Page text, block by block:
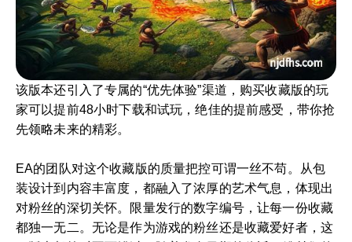
该版本还引入了专属的“优先体验”渠道，购买收藏版的玩
家可以提前48小时下载和试玩，绝佳的提前感受，带你抢
先领略未来的精彩。
EA的团队对这个收藏版的质量把控可谓一丝不苟。从包
装设计到内容丰富度，都融入了浓厚的艺术气息，体现出
对粉丝的深切关怀。限量发行的数字编号，让每一份收藏
都独一无二。无论是作为游戏的粉丝还是收藏爱好者，这